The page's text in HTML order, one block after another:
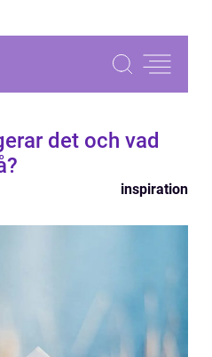
det och vad
inspiration